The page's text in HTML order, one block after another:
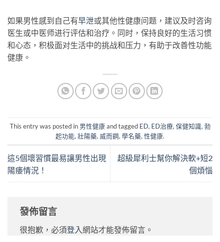
如果男性感到自己有早泄或其他性健康问题，建议及时咨询
医生或中医师进行评估和治疗。同时，保持良好的生活习惯
和心态，积极面对生活中的挑战和压力，有助于改善性功能
健康。
This entry was posted in 男性健康and tagged ED, ED治療, 保健知識, 勃
起功能, 壯陽藥, 威而鋼, 學名藥, 性健康.
這5個壞習慣最易讓男性出現
陽痿情況！
超級犀利士幫你解決軟+短2
個煩惱
發佈留言
很抱歉，必須登入網站才能發佈留言。